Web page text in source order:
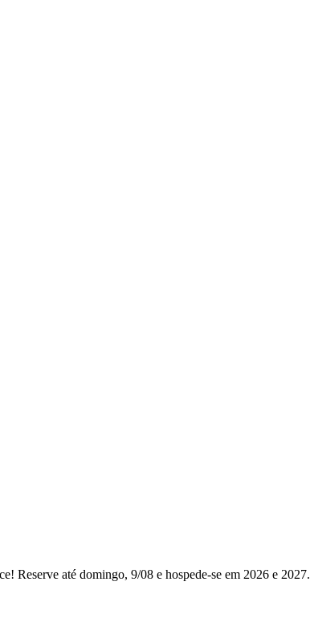
Reserve até domingo, 9/08 e hospede-se em 2026 e 2027.